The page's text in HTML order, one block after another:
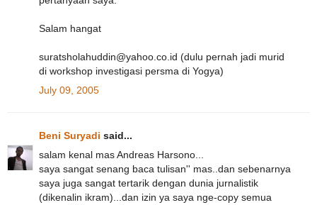
Salam hangat
suratsholahuddin@yahoo.co.id (dulu pernah jadi murid
di workshop investigasi persma di Yogya)
July 09, 2005
Beni Suryadi said...
salam kenal mas Andreas Harsono...
saya sangat senang baca tulisan'' mas..dan sebenarnya
saya juga sangat tertarik dengan dunia jurnalistik
(dikenalin ikram)...dan izin ya saya nge-copy semua